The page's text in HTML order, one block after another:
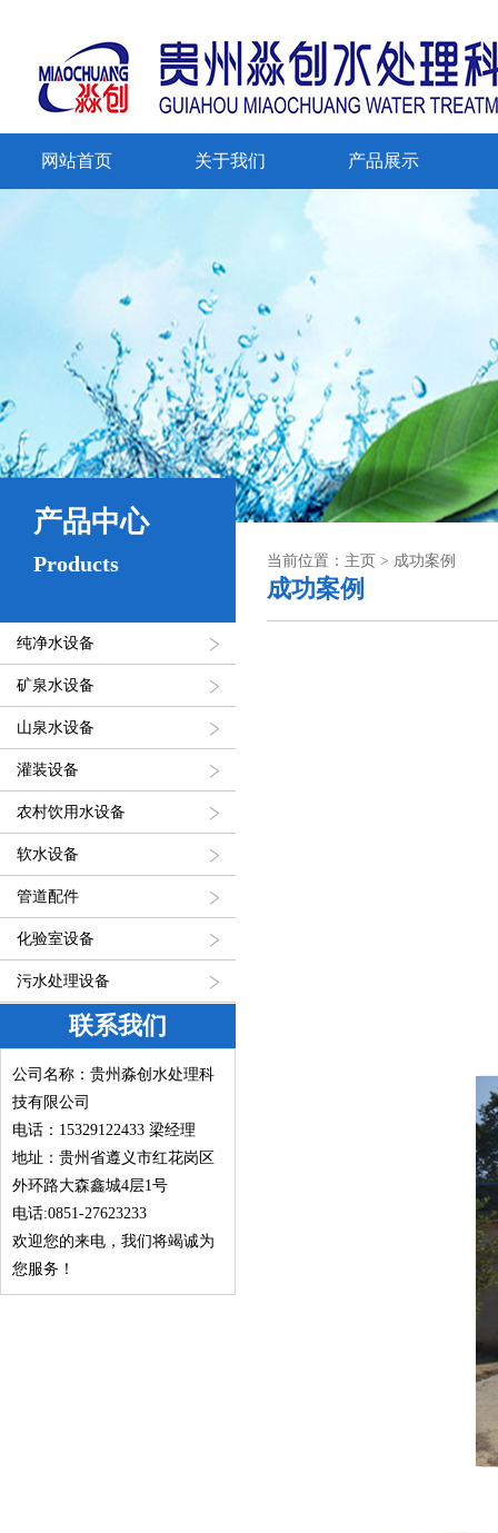
网站首页 关于我们 产品展示
产品中心
Products
纯净水设备
矿泉水设备
山泉水设备
灌装设备
农村饮用水设备
软水设备
管道配件
化验室设备
污水处理设备
联系我们
公司名称：贵州淼创水处理科
技有限公司
电话：15329122433 梁经理
地址：贵州省遵义市红花岗区
外环路大森鑫城4层1号
电话:0851-27623233
欢迎您的来电，我们将竭诚为
您服务！
当前位置：主页 > 成功案例
成功案例